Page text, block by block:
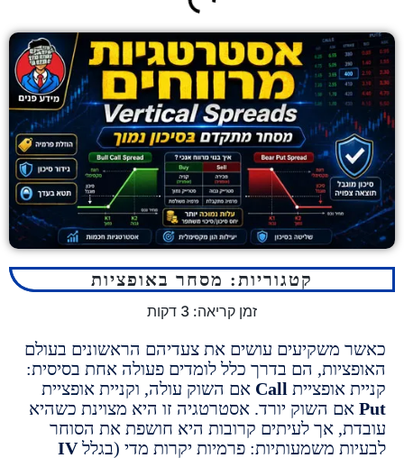
קטגוריות:מסחר באופציות
זמן קריאה: 3 דקות
עושים את צעדיהם הראשונים בעולם
הם בדרך כלל לומדים פעולה אחת בסיסית:
אופצייתCallאם השוק עולה, וקניית אופציית
השוק יורד. אסטרטגיה זו היא מצוינת כשהיא
אך לעיתים קרובות היא חושפת את הסוחר
משמעותיות: פרמיות יקרות מדי (בגללIV